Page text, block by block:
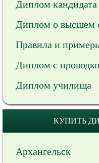
Диплом кандидата
Диплом о высшем
Правила и
Диплом с
Диплом училища
КУПИТЬ
Архангельск